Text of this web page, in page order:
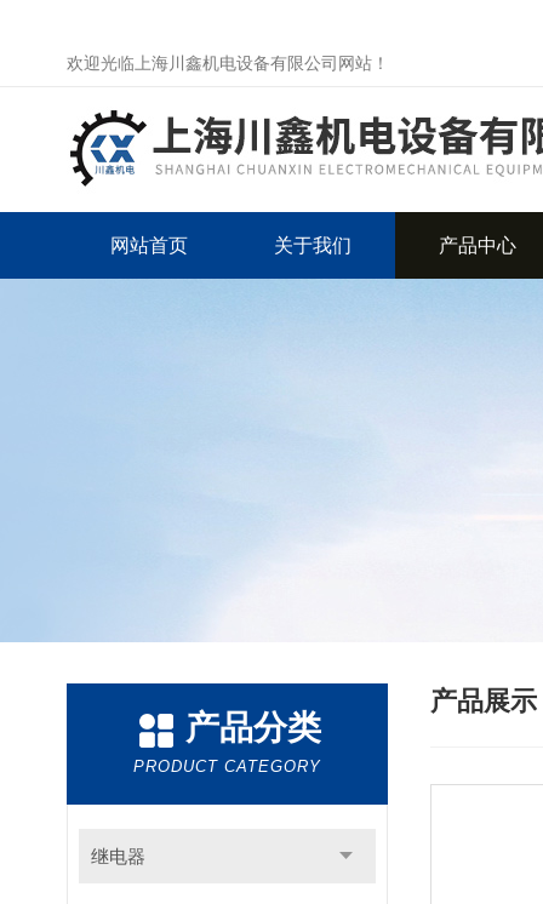
欢迎光临上海川鑫机电设备有限公司网站！
网站首页 关于我们 产品中心
产品分类
PRODUCT CATEGORY
继电器
产品展示